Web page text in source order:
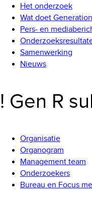
Het onderzoek
Wat doet
Pers- en
Samenwerking
Nieuws
! Gen R
Organisatie
Organogram
Management team
Onderzoekers
Bureau en Focus